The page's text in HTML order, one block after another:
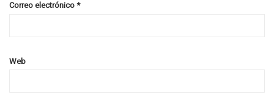
Correo electrónico *
Web